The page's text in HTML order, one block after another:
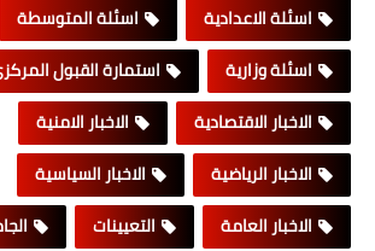
اسئلة الاعدادية
اسئلة المتوسطة
اسئلة وزارية
استمارة القبول
الاخبار الاقتصادية
الاخبار الامنية
الاخبار الرياضية
الاخبار السياسية
الاخبار العامة
التعيينات